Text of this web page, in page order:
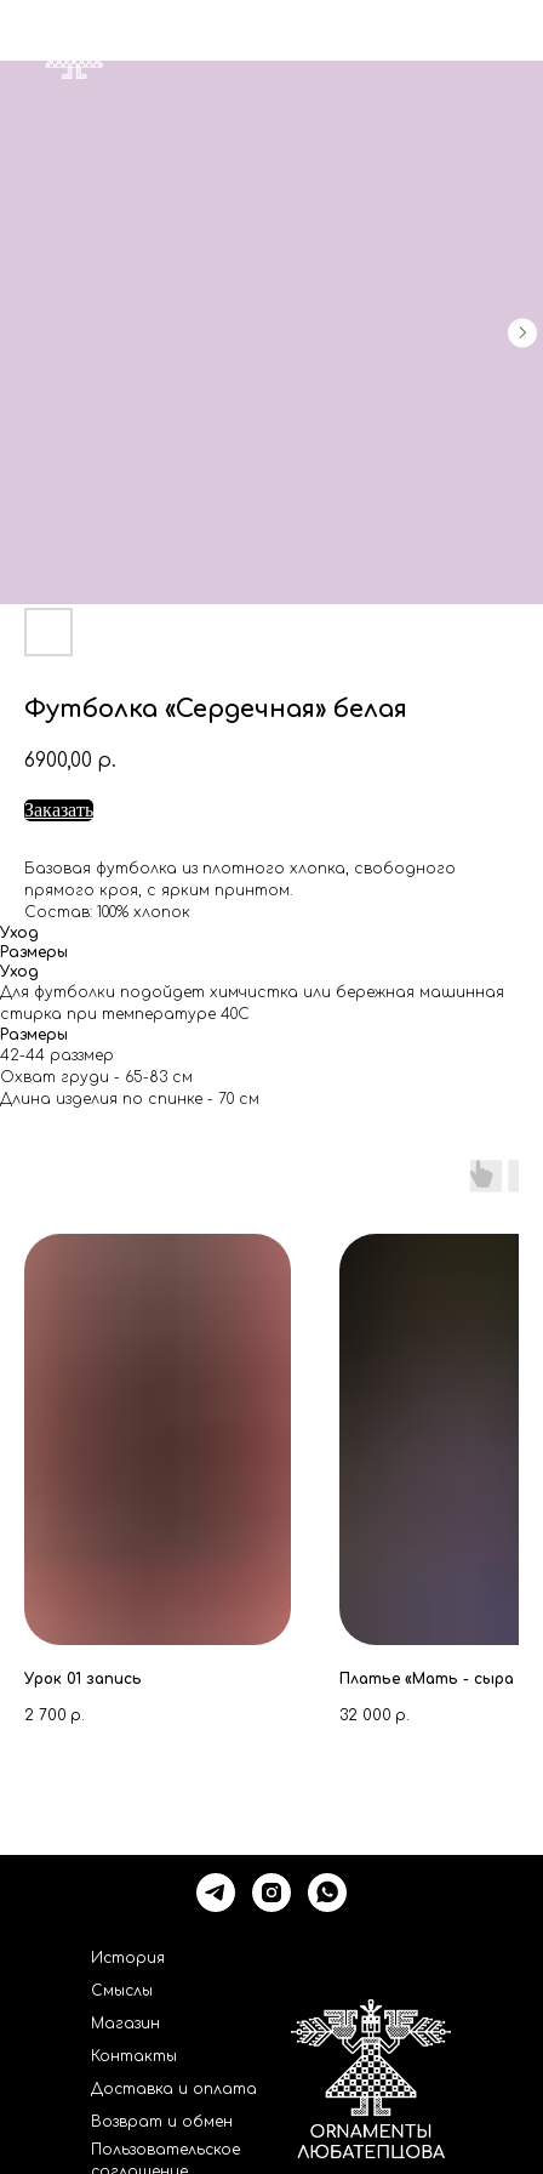
Футболка «Сердечная» белая
6900,00 р.
Заказать
Базовая футболка из плотного хлопка, свободного
прямого кроя, с ярким принтом.
Состав: 100% хлопок
Уход
Размеры
Уход
Для футболки подойдет химчистка или бережная машинная
стирка при температуре 40С
Размеры
42-44 раззмер
Охват груди - 65-83 см
Длина изделия по спинке - 70 см
Урок 01 запись
2 700 р.
Платье «Мать - сыра
32 000 р.
История
Смыслы
Магазин
Доставка и оплата
Контакты
Возврат и обмен
Пользовательское